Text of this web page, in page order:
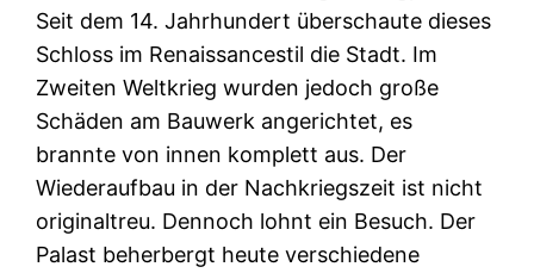
Seit dem 14. Jahrhundert überschaute dieses
Schloss im Renaissancestil die Stadt. Im
Zweiten Weltkrieg wurden jedoch große
Schäden am Bauwerk angerichtet, es
brannte von innen komplett aus. Der
Wiederaufbau in der Nachkriegszeit ist nicht
originaltreu. Dennoch lohnt ein Besuch. Der
Palast beherbergt heute verschiedene